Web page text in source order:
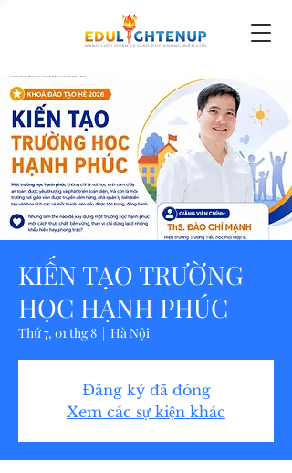
KIẾN TẠO TRƯỜNG
HỌC HẠNH PHÚC
Thứ 7, 01 thg 8
  |
Hà Nội
Đăng ký đã đóng
Xem các sự kiện khác